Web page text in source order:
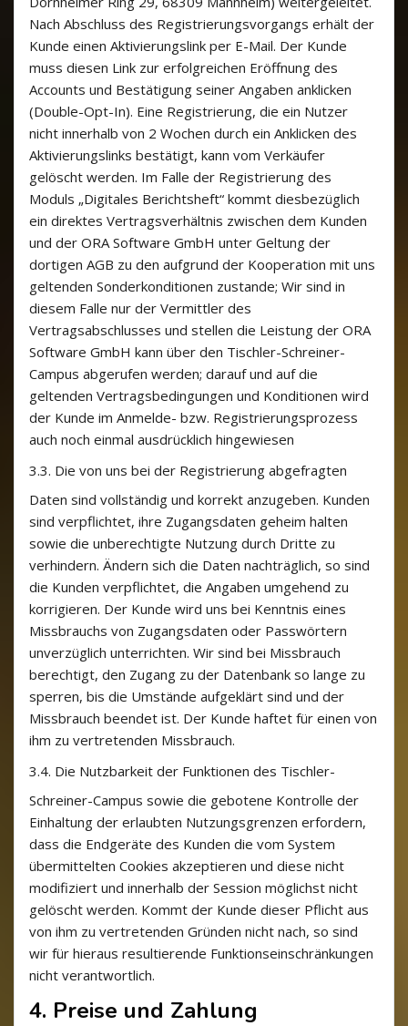
Nach Abschluss des Registrierungsvorgangs erhält der
Kunde einen Aktivierungslink per E-Mail. Der Kunde
muss diesen Link zur erfolgreichen Eröffnung des
Accounts und Bestätigung seiner Angaben anklicken
(Double-Opt-In). Eine Registrierung, die ein Nutzer
nicht innerhalb von 2 Wochen durch ein Anklicken des
Aktivierungslinks bestätigt, kann vom Verkäufer
gelöscht werden. Im Falle der Registrierung des
Moduls „Digitales Berichtsheft“ kommt diesbezüglich
ein direktes Vertragsverhältnis zwischen dem Kunden
und der ORA Software GmbH unter Geltung der
dortigen AGB zu den aufgrund der Kooperation mit uns
geltenden Sonderkonditionen zustande; Wir sind in
diesem Falle nur der Vermittler des
Vertragsabschlusses und stellen die Leistung der ORA
Software GmbH kann über den Tischler-Schreiner-
Campus abgerufen werden; darauf und auf die
geltenden Vertragsbedingungen und Konditionen wird
der Kunde im Anmelde- bzw. Registrierungsprozess
auch noch einmal ausdrücklich hingewiesen
3.3. Die von uns bei der Registrierung abgefragten
Daten sind vollständig und korrekt anzugeben. Kunden
sind verpflichtet, ihre Zugangsdaten geheim halten
sowie die unberechtigte Nutzung durch Dritte zu
verhindern. Ändern sich die Daten nachträglich, so sind
die Kunden verpflichtet, die Angaben umgehend zu
korrigieren. Der Kunde wird uns bei Kenntnis eines
Missbrauchs von Zugangsdaten oder Passwörtern
unverzüglich unterrichten. Wir sind bei Missbrauch
berechtigt, den Zugang zu der Datenbank so lange zu
sperren, bis die Umstände aufgeklärt sind und der
Missbrauch beendet ist. Der Kunde haftet für einen von
ihm zu vertretenden Missbrauch.
3.4. Die Nutzbarkeit der Funktionen des Tischler-
Schreiner-Campus sowie die gebotene Kontrolle der
Einhaltung der erlaubten Nutzungsgrenzen erfordern,
dass die Endgeräte des Kunden die vom System
übermittelten Cookies akzeptieren und diese nicht
modifiziert und innerhalb der Session möglichst nicht
gelöscht werden. Kommt der Kunde dieser Pflicht aus
von ihm zu vertretenden Gründen nicht nach, so sind
wir für hieraus resultierende Funktionseinschränkungen
nicht verantwortlich.
4. Preise und Zahlung